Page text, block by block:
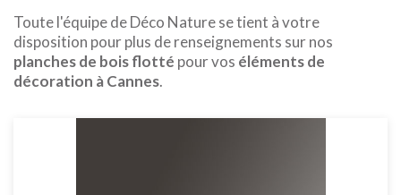
Toute l'équipe de Déco Nature se tient à votre
disposition pour plus de renseignements sur nos
planches de bois flotté pour vos éléments de
décoration à Cannes.